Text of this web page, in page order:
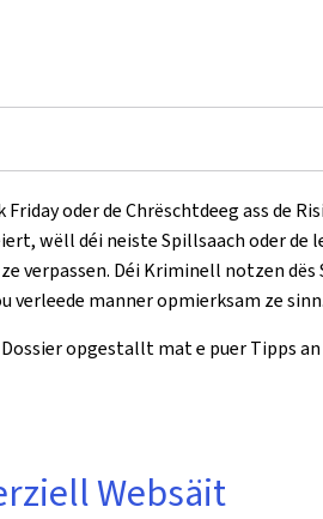
Friday oder de Chrëschtdeeg ass de
wëll déi neiste Spillsaach oder
verpassen. Déi Kriminell notzen
verleede manner opmierksam ze sinn.
Dossier opgestallt mat e puer Tipps
Websäit